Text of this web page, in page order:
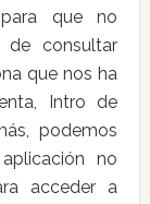
que no
consultar
que nos ha
Intro de
podemos
no
acceder a